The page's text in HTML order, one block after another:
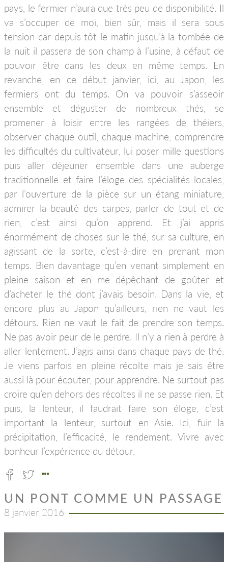
pays, le fermier n’aura que très peu de disponibilité. Il
va s’occuper de moi, bien sûr, mais il sera sous
tension car depuis tôt le matin jusqu’à la tombée de
la nuit il passera de son champ à l’usine, à défaut de
pouvoir être dans les deux en même temps. En
revanche, en ce début janvier, ici, au Japon, les
fermiers ont du temps. On va pouvoir s’asseoir
ensemble et déguster de nombreux thés, se
promener à loisir entre les rangées de théiers,
observer chaque outil, chaque machine, comprendre
les difficultés du cultivateur, lui poser mille questions
puis aller déjeuner ensemble dans une auberge
traditionnelle et faire l’éloge des spécialités locales,
par l’ouverture de la pièce sur un étang miniature,
admirer la beauté des carpes, parler de tout et de
rien, c’est ainsi qu’on apprend. Et j’ai appris
énormément de choses sur le thé, sur sa culture, en
agissant de la sorte, c’est-à-dire en prenant mon
temps. Bien davantage qu’en venant simplement en
pleine saison et en me dépêchant de goûter et
d’acheter le thé dont j’avais besoin. Dans la vie, et
encore plus au Japon qu’ailleurs, rien ne vaut les
détours. Rien ne vaut le fait de prendre son temps.
Ne pas avoir peur de le perdre. Il n’y a rien à perdre à
aller lentement. J’agis ainsi dans chaque pays de thé.
Je viens parfois en pleine récolte mais je sais être
aussi là pour écouter, pour apprendre. Ne surtout pas
croire qu’en dehors des récoltes il ne se passe rien. Et
puis, la lenteur, il faudrait faire son éloge, c’est
important la lenteur, surtout en Asie. Ici, fuir la
précipitation, l’efficacité, le rendement. Vivre avec
bonheur l’expérience du détour.
UN PONT COMME UN PASSAGE
8 janvier 2016